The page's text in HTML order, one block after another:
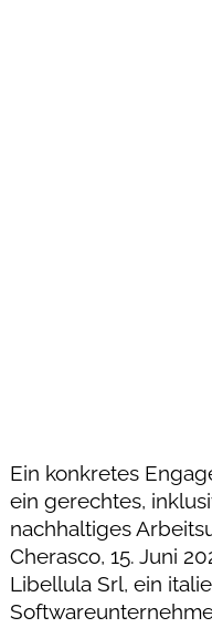
Ein konkretes
ein gerechtes,
nachhaltiges
Cherasco, 15. Juni
Libellula Srl, ein